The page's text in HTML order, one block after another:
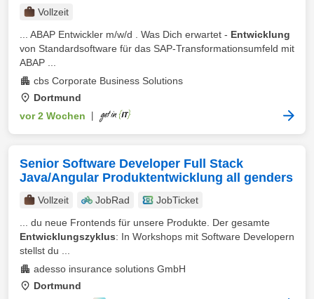
Vollzeit
... ABAP Entwickler m/w/d . Was Dich erwartet - Entwicklung
von Standardsoftware für das SAP-Transformationsumfeld mit
ABAP ...
cbs Corporate Business Solutions
Dortmund
vor 2 Wochen
Senior Software Developer Full Stack
Java/Angular Produktentwicklung all genders
Vollzeit JobRad
JobTicket
... du neue Frontends für unsere Produkte. Der gesamte
Entwicklungszyklus: In Workshops mit Software Developern
stellst du ...
adesso insurance solutions GmbH
Dortmund